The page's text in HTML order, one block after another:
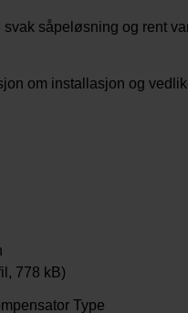
såpeløsning og rent
om installasjon og
778 kB)
Type